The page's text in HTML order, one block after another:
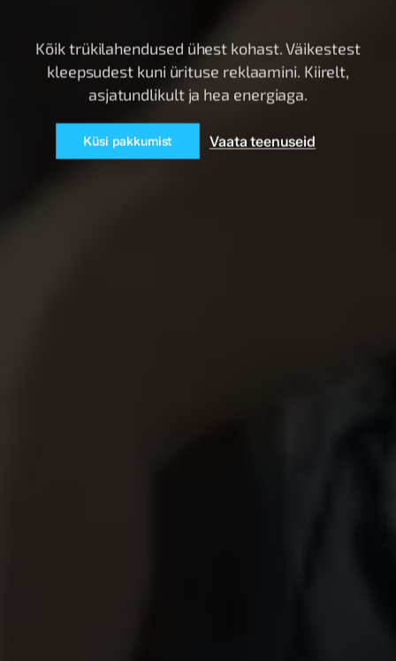
Kõik trükilahendused ühest kohast. Väikestest
kleepsudest kuni ürituse reklaamini. Kiirelt,
asjatundlikult ja hea energiaga.
Küsi pakkumist Vaata teenuseid